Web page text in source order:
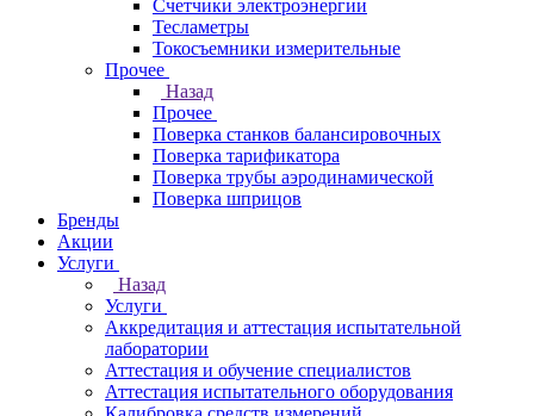
Счетчики электроэнергии
Тесламетры
Токосъемники измерительные
Прочее
Назад
Прочее
Поверка станков балансировочных
Поверка тарификатора
Поверка трубы аэродинамической
Поверка шприцов
Бренды
Акции
Услуги
Назад
Услуги
Аккредитация и аттестация испытательной
лаборатории
Аттестация и обучение специалистов
Аттестация испытательного оборудования